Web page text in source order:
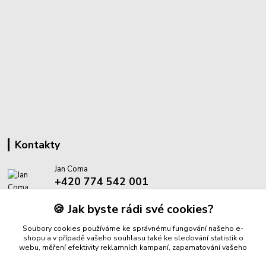
Kontakty
Jan Coma
+420 774 542 001
info@proantik.cz🍪 Jak byste rádi své cookies?
Soubory cookies používáme ke správnému fungování našeho e-
shopu a v případě vašeho souhlasu také ke sledování statistik o
webu, měření efektivity reklamních kampaní, zapamatování vašeho